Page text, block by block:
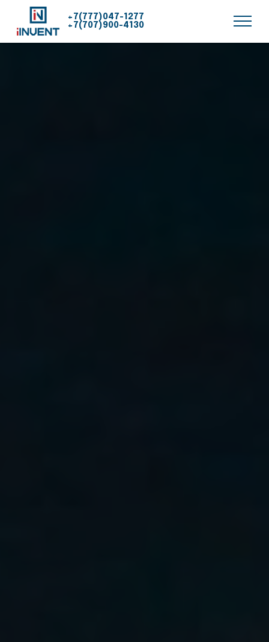
+7(777)047-1277
+7(707)900-4130